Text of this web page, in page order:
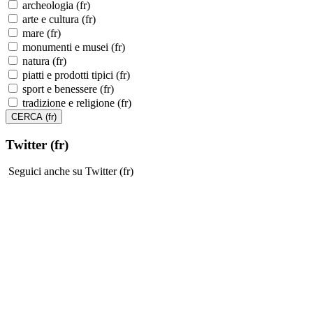
archeologia (fr)
arte e cultura (fr)
mare (fr)
monumenti e musei (fr)
natura (fr)
piatti e prodotti tipici (fr)
sport e benessere (fr)
tradizione e religione (fr)
Twitter (fr)
Seguici anche su Twitter (fr)